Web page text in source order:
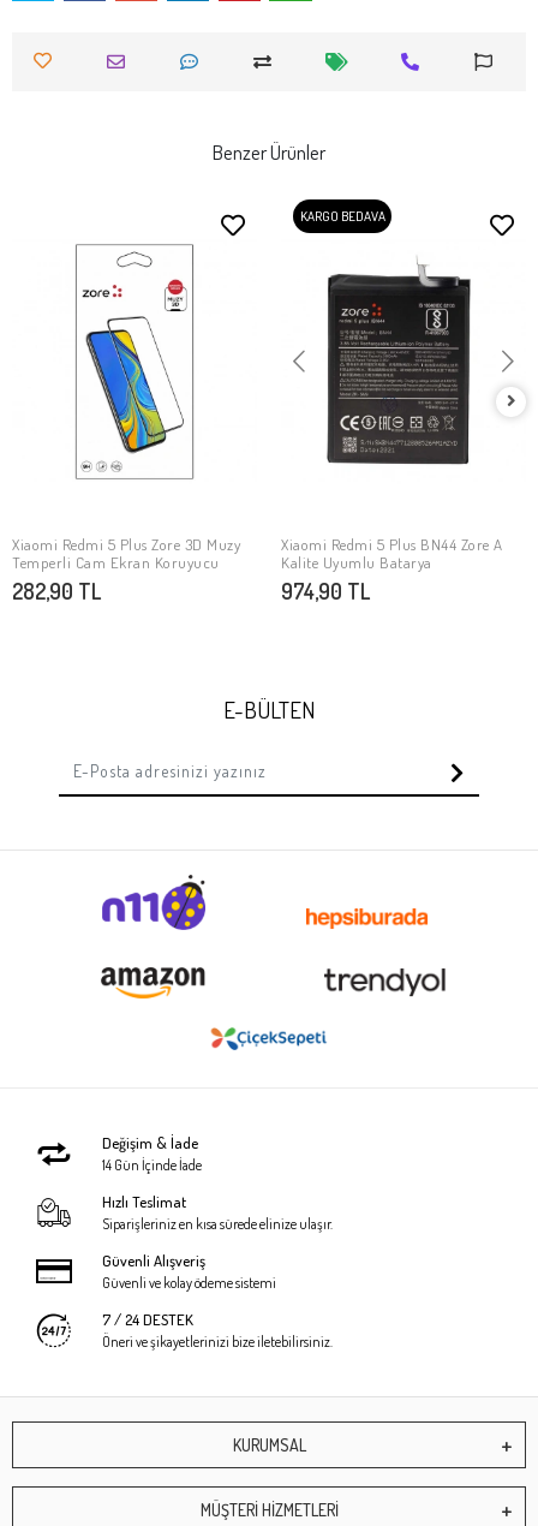
Benzer Ürünler
SEPETE EKLE
Xiaomi Redmi 5 Plus Zore 3D Muzy
Temperli Cam Ekran Koruyucu
282,90 TL
KARGO BEDAVA
SEPETE EKLE
Xiaomi Redmi 5 Plus BN44 Zore A
Kalite Uyumlu Batarya
974,90 TL
E-BÜLTEN
Değişim & İade
14 Gün İçinde İade
Hızlı Teslimat
Siparişleriniz en kısa sürede elinize ulaşır.
Güvenli Alışveriş
Güvenli ve kolay ödeme sistemi
7 / 24 DESTEK
Öneri ve şikayetlerinizi bize iletebilirsiniz.
KURUMSAL
MÜŞTERİ HİZMETLERİ